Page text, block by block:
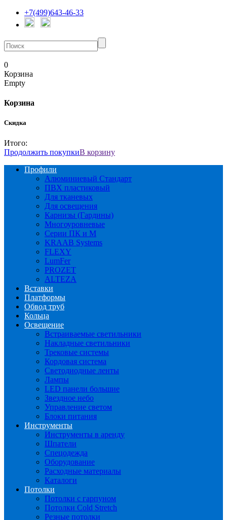
+7(499)643-46-33
0
Корзина
Empty
Корзина
Скидка
Итого:
Продолжить покупкиВ корзину
Профили
Алюминиевый Стандарт
ПВХ пластиковый
Для тканевых
Для освещения
Карнизы (Гардины)
Многоуровневые
Серии ПК и М
KRAAB Systems
FLEXY
LumFer
PROZET
ALTEZA
Вставки
Платформы
Обвод труб
Кольца
Освещение
Встраиваемые светильники
Накладные светильники
Трековые системы
Кордовая система
Светодиодные ленты
Лампы
LED панели большие
Звездное небо
Управление светом
Блоки питания
Инструменты
Инструменты в аренду
Шпатели
Спецодежда
Оборудование
Расходные материалы
Каталоги
Потолки
Потолки с гарпуном
Потолки Cold Stretch
Резные потолки